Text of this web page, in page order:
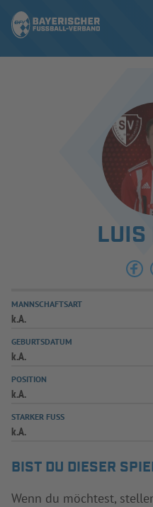
ERGEBNISSE &
SPIELBETRIEB &
AUSBILDUNG & LUIS
MANNSCHAFTSART
k.A.
GEBURTSDATUM
k.A.
POSITION
k.A.
STARKER FUSS
k.A.
BIST DU DIESER
Wenn du möchtest,